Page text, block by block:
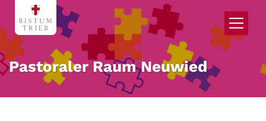
Zum Inhalt springen
Pastoraler Raum Neuwied